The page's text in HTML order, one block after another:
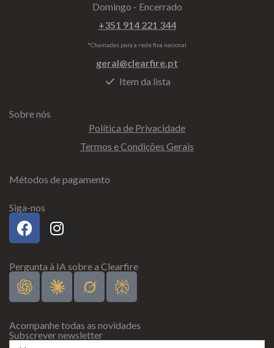
Domingo - Encerrado
+351 914 221 344
*Chamadas para a rede fixa nacional
geral@clearfire.pt
Item da lista
Sobre nós
Política de Privacidade
Termos e Condições Gerais
Métodos de pagamento
Siga-nos
Pergunta à IA sobre a Clearfire
Acompanhe todas as novidades
Subscrever newsletter